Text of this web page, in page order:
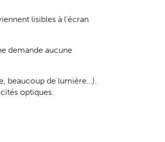
lisibles à l’écran
demande aucune
beaucoup de lumière…).
optiques.